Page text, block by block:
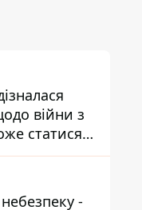
війни з
статися
розкрили
-